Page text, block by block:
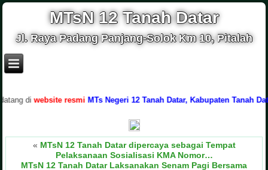
MTsN 12 Tanah Datar
Jl. Raya Padang Panjang-Solok Km 10, Pitalah
website resmi MTs Negeri 12 Tanah Datar, Kabupaten Tanah Datar,
« MTsN 12 Tanah Datar dipercaya sebagai Tempat
Pelaksanaan Sosialisasi KMA Nomor…
MTsN 12 Tanah Datar Laksanakan Senam Pagi Bersama